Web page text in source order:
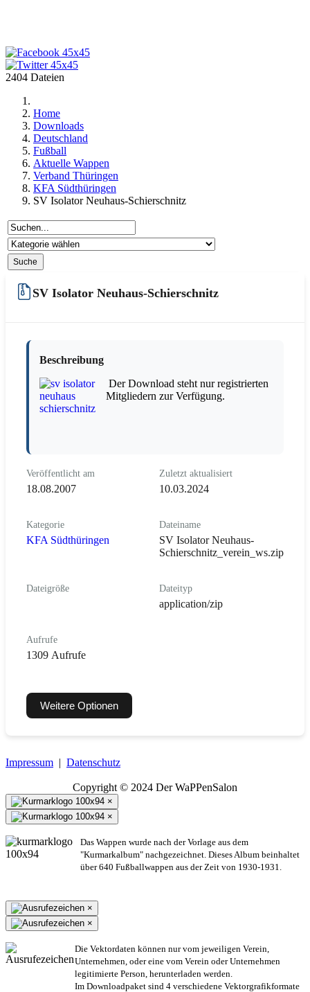
2404 Dateien
Home
Downloads
Deutschland
Fußball
Aktuelle Wappen
Verband Thüringen
KFA Südthüringen
SV Isolator Neuhaus-Schierschnitz
SV Isolator Neuhaus-Schierschnitz
Beschreibung
Der Download steht nur registrierten
Mitgliedern zur Verfügung.
Veröffentlicht am
18.08.2007
Zuletzt aktualisiert
10.03.2024
Kategorie
KFA Südthüringen
Dateiname
SV Isolator Neuhaus-
Schierschnitz_verein_ws.zip
Dateigröße Dateityp
application/zip
Aufrufe
1309 Aufrufe
Weitere Optionen
Impressum | Datenschutz
Copyright © 2024 Der WaPPenSalon
×
×
Das Wappen wurde nach der Vorlage aus dem
"Kurmarkalbum" nachgezeichnet. Dieses Album beinhaltet
über 640 Fußballwappen aus der Zeit von 1930-1931.
×
×
Die Vektordaten können nur vom jeweiligen Verein,
Unternehmen, oder eine vom Verein oder Unternehmen
legitimierte Person, herunterladen werden.
Im Downloadpaket sind 4 verschiedene Vektorgrafikformate